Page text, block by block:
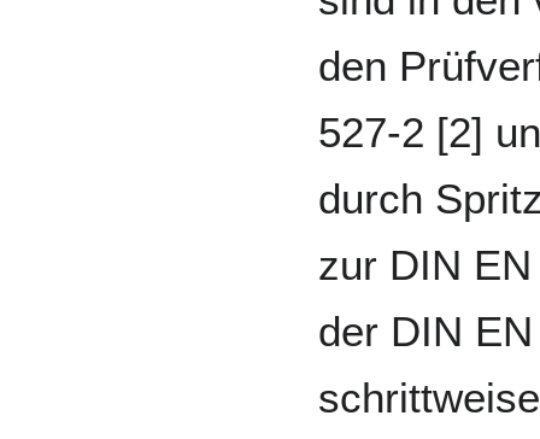
den
527-2 [2]
durch
zur DIN
der DIN